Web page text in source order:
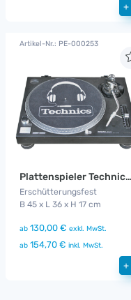
+
Artikel-Nr.: PE-000253
Plattenspieler Technics MK 2
Erschütterungsfest
B 45 x L 36 x H 17 cm
ab 130,00 € exkl. MwSt.
ab 154,70 € inkl. MwSt.
+